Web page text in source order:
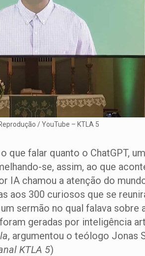
/ YouTube – KTLA 5
falar quanto o ChatGPT,
se, assim, ao que
IA chamou a atenção do
aos 300 curiosos que se
sermão no qual falava sobre
geradas por inteligência
, argumentou o teólogo Jonas
KTLA 5)